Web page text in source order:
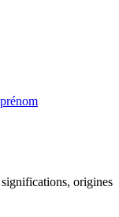
origines